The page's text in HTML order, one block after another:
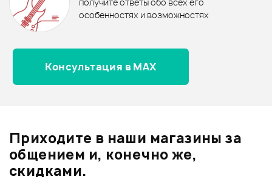
0.0
Оценка5
Оценка4
Оценка1
особенностях и возможностях
Консультация в MAX
Приходите в наши магазины за
общением и, конечно же,
скидками.